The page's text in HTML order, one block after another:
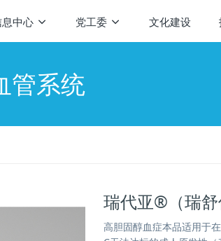
中心 党工委 文化建设
管系统
瑞代亚®（瑞舒
高胆固醇血症本品适用于